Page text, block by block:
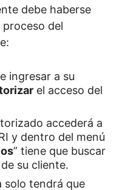
debe haberse
proceso del
ingresar a su
el acceso del
accederá a
y dentro del menú
” tiene que buscar
su cliente.
solo tendrá que